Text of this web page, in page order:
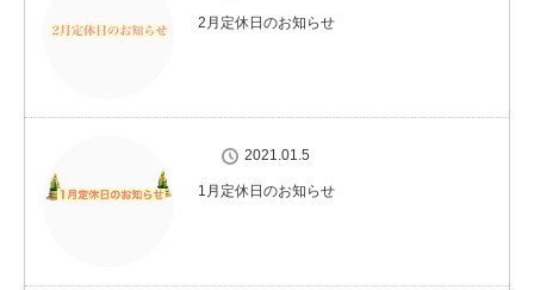
2月定休日のお知らせ
2021.01.5
1月定休日のお知らせ